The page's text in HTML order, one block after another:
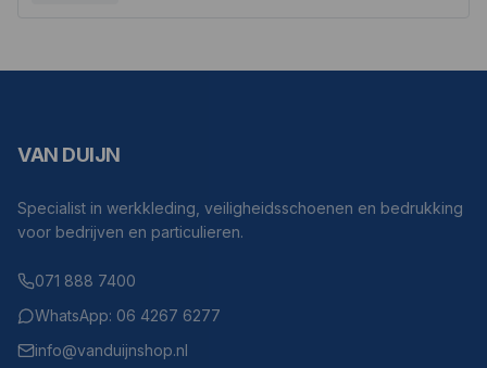
VAN DUIJN
Specialist in werkkleding, veiligheidsschoenen en bedrukking
voor bedrijven en particulieren.
071 888 7400
WhatsApp: 06 4267 6277
info@vanduijnshop.nl